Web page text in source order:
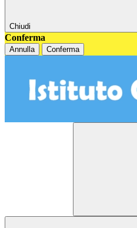
Chiudi
Conferma
Annulla Conferma